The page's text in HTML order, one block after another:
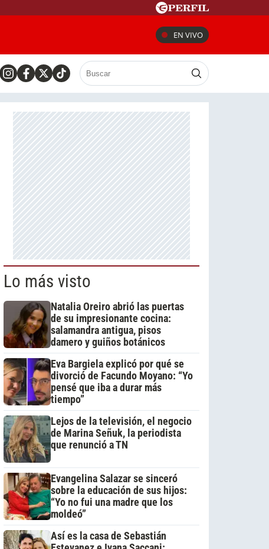
EN VIVO
Lo más visto
Natalia Oreiro abrió las puertas
de su impresionante cocina:
salamandra antigua, pisos
damero y guiños botánicos
Eva Bargiela explicó por qué se
divorció de Facundo Moyano: “Yo
pensé que iba a durar más
tiempo”
Lejos de la televisión, el negocio
de Marina Señuk, la periodista
que renunció a TN
Evangelina Salazar se sinceró
sobre la educación de sus hijos:
“Yo no fui una madre que los
moldeó”
Así es la casa de Sebastián